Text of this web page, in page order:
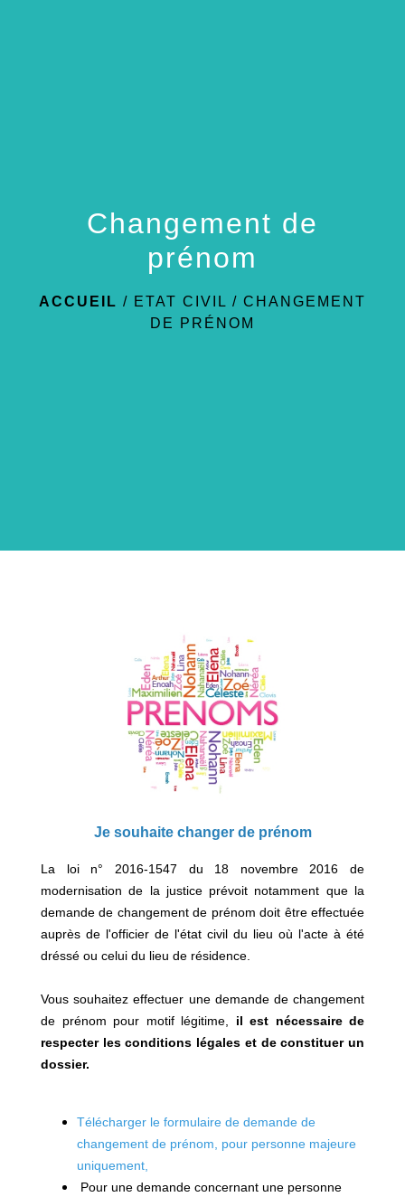
Changement de
prénom
ACCUEIL / ETAT CIVIL / CHANGEMENT
DE PRÉNOM
Je souhaite changer de prénom
La loi n° 2016-1547 du 18 novembre 2016 de
modernisation de la justice prévoit notamment que la
demande de changement de prénom doit être effectuée
auprès de l'officier de l'état civil du lieu où l'acte à été
dréssé ou celui du lieu de résidence.
Vous souhaitez effectuer une demande de changement
de prénom pour motif légitime, il est nécessaire de
respecter les conditions légales et de constituer un
dossier.
Télécharger le formulaire de demande de
changement de prénom, pour personne majeure
uniquement
Pour une demande concernant une personne